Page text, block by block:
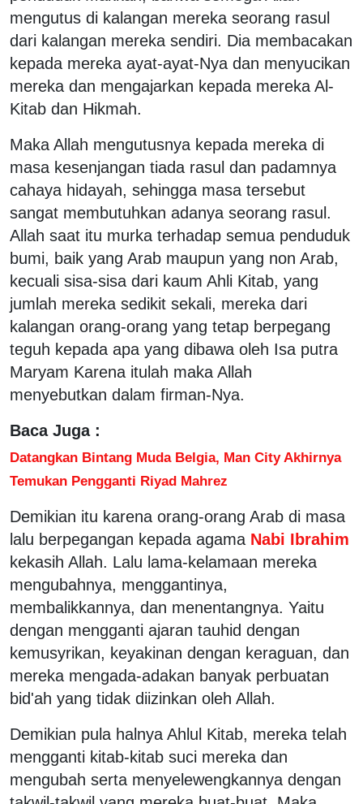
mengutus di kalangan mereka seorang rasul
dari kalangan mereka sendiri. Dia membacakan
kepada mereka ayat-ayat-Nya dan menyucikan
mereka dan mengajarkan kepada mereka Al-
Kitab dan Hikmah.
Maka Allah mengutus­nya kepada mereka di
masa kesenjangan tiada rasul dan padamnya
cahaya hidayah, sehingga masa tersebut
sangat membutuhkan adanya seorang rasul.
Allah saat itu murka terhadap semua penduduk
bumi, baik yang Arab maupun yang non Arab,
kecuali sisa-sisa dari kaum Ahli Kitab, yang
jumlah mereka sedikit sekali, mereka dari
kalangan orang-orang yang tetap berpegang
teguh kepada apa yang dibawa oleh Isa putra
Maryam Karena itulah maka Allah
menyebutkan dalam firman-Nya.
Baca Juga :
Datangkan Bintang Muda Belgia, Man City Akhirnya
Temukan Pengganti Riyad Mahrez
Demikian itu karena orang-orang Arab di masa
lalu berpegangan kepada agama Nabi Ibrahim
kekasih Allah. Lalu lama-kelamaan mereka
mengubahnya, menggantinya,
membalikkannya, dan menentangnya. Yaitu
dengan mengganti ajaran tauhid dengan
kemusyrikan, keyakinan dengan keraguan, dan
mereka mengada-adakan banyak perbuatan
bid'ah yang tidak diizinkan oleh Allah.
Demikian pula halnya Ahlul Kitab, mereka telah
mengganti kitab-kitab suci mereka dan
mengubah serta menyelewengkannya dengan